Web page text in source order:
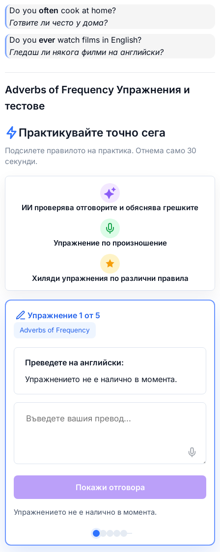
Do you often cook at home?
Готвите ли често у дома?
Do you ever watch films in English?
Гледаш ли някога филми на английски?
Adverbs of Frequency Упражнения и
тестове
Практикувайте точно сега
Подсилете правилото на практика. Отнема само 30
секунди.
ИИ проверява отговорите и обяснява грешките
Упражнение по произношение
Хиляди упражнения по различни правила
Упражнение 1 от 5
Adverbs of Frequency
Преведете на английски:
Упражнението не е налично в момента.
Покажи отговора
Упражнението не е налично в момента.